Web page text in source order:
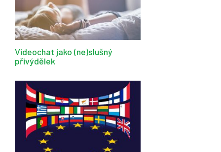
Videochat jako (ne)slušný
přivýdělek